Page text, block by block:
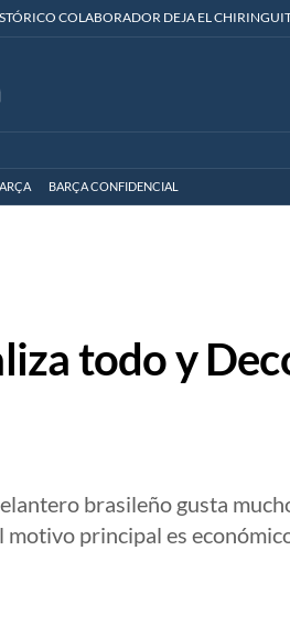
COLABORADOR DEJA EL
BARÇA CONFIDENCIAL
todo y
brasileño gusta
motivo principal es